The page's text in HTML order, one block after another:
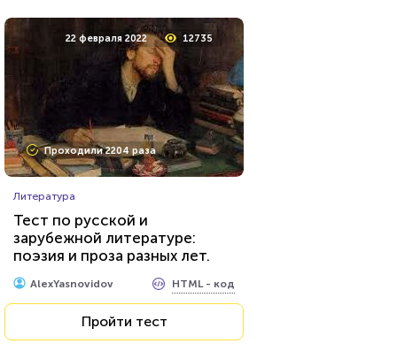
22 февраля 2022 12735
Проходили 2204 раза
Литература
Тест по русской и
зарубежной литературе:
поэзия и проза разных лет.
Что вы о них знаете?
AlexYasnovidov HTML - код
Пройти тест